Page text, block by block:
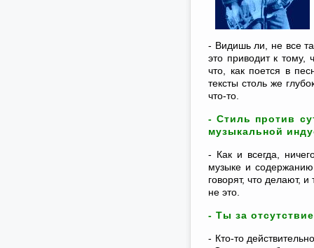
- Видишь ли, не все
это приводит к тому,
что, как поется в
тексты столь же
что-то.
- Стиль против
музыкальной
- Как и всегда,
музыке и
говорят, что делают,
не это.
- Ты за
- Кто-то